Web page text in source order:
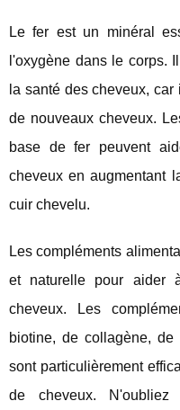
Le fer est un minéral
l'oxygène dans le corps.
la santé des cheveux,
de nouveaux cheveux.
base de fer peuvent
cheveux en augmentant
cuir chevelu.
Les compléments
et naturelle pour aider
cheveux. Les
biotine, de collagène,
sont particulièrement
de cheveux.